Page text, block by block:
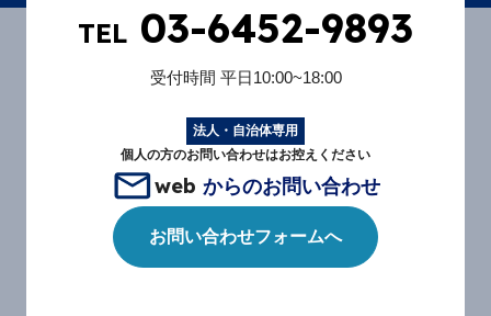
TEL 03-6452-9893
受付時間 平日10:00~18:00
法人・自治体専用
個人の方のお問い合わせはお控えください
web からのお問い合わせ
お問い合わせフォームへ